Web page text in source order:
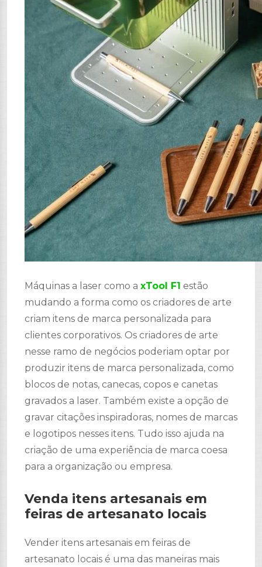
Máquinas a laser como a xTool F1 estão
mudando a forma como os criadores de arte
criam itens de marca personalizada para
clientes corporativos. Os criadores de arte
nesse ramo de negócios poderiam optar por
produzir itens de marca personalizada, como
blocos de notas, canecas, copos e canetas
gravados a laser. Também existe a opção de
gravar citações inspiradoras, nomes de marcas
e logotipos nesses itens. Tudo isso ajuda na
criação de uma experiência de marca coesa
para a organização ou empresa.
Venda itens artesanais em
feiras de artesanato locais
Vender itens artesanais em feiras de
artesanato locais é uma das maneiras mais